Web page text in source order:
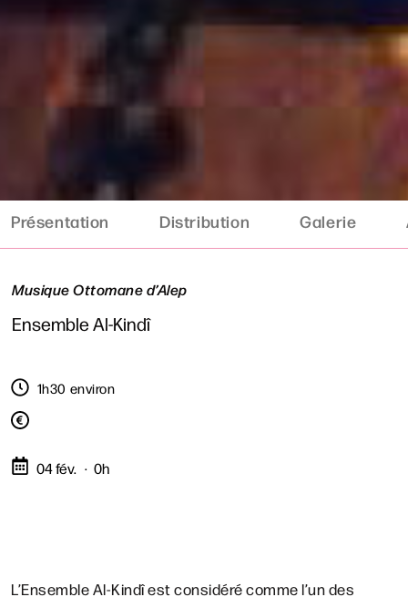
Présentation Distribution Galerie
Musique Ottomane d’Alep
Ensemble Al-Kindî
1h30 environ
04 fév. 0h
L’Ensemble Al-Kindî est considéré comme l’un des